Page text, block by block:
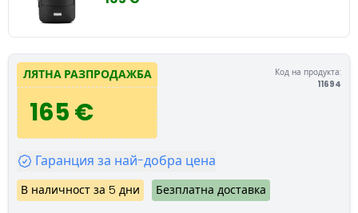
ЛЯТНА РАЗПРОДАЖБА
165 €
Код на продукта:
11694
Гаранция за най-добра цена
В наличност за 5 дни Безплатна доставка